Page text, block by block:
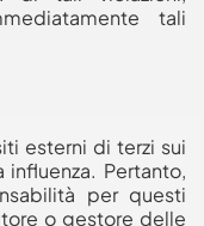
tali
esterni di terzi sui
Pertanto,
per questi
o gestore delle